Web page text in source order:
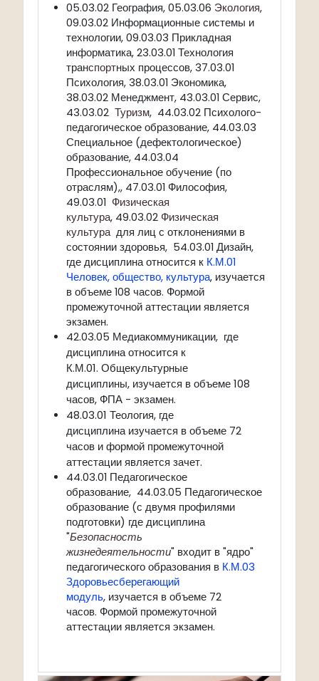
05.03.02 География, 05.03.06 Экология,
09.03.02 Информационные системы и
технологии, 09.03.03 Прикладная
информатика, 23.03.01 Технология
транспортных процессов, 37.03.01
Психология, 38.03.01 Экономика,
38.03.02 Менеджмент, 43.03.01 Сервис,
43.03.02Туризм, 44.03.02 Психолого-
педагогическое образование, 44.03.03
Специальное (дефектологическое)
образование, 44.03.04
Профессиональное обучение (по
отраслям),, 47.03.01 Философия,
49.03.01Физическая
культура, 49.03.02Физическая
культурадля лиц с отклонениями в
состоянии здоровья, 54.03.01 Дизайн,
где дисциплина относится к К.М.01
Человек, общество, культура, изучается
в объеме 108 часов. Формой
промежуточной аттестации является
экзамен.
42.03.05 Медиакоммуникации, где
дисциплина относится к
К.М.01. Общекультурные
дисциплины, изучается в объеме 108
часов, ФПА - экзамен.
48.03.01 Теология, где
дисциплина изучается в объеме 72
часов и формой промежуточной
аттестации является зачет.
44.03.01 Педагогическое
образование, 44.03.05 Педагогическое
образование (с двумя профилями
подготовки) где дисциплина
"Безопасность
жизнедеятельности" входит в "ядро"
педагогического образования в К.М.03
Здоровьесберегающий
модуль, изучается в объеме 72
часов. Формой промежуточной
аттестации является экзамен.